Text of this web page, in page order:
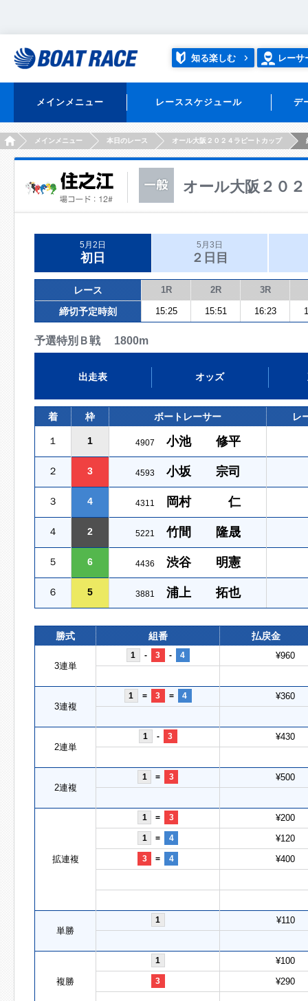
知る楽しむ レーサ
メインメニュー レーススケジュール デ
HOMEメインメニュー 本日のレース オール大阪２０２４ラピートカップ
オール大阪２０
5月2日
初日
5月3日
２日目
レース 1R 2R 3R
締切予定時刻 15:25 15:51 16:23
予選特別Ｂ戦 1800m
出走表 オッズ
着 枠 ボートレーサー レ
１ 1 4907 小池 修平
２ 3 4593 小坂 宗司
３ 4 4311 岡村 仁
４ 2 5221 竹間 隆晟
５ 6 4436 渋谷 明憲
６ 5 3881 浦上 拓也
勝式 組番 払戻金
3連単
1 - 3 - 4 ¥960
3連複
1 = 3 = 4 ¥360
2連単
1 - 3 ¥430
2連複
1 = 3 ¥500
拡連複
1 = 3 ¥200
1 = 4 ¥120
3 = 4 ¥400
単勝
1 ¥110
複勝
1 ¥100
3 ¥290